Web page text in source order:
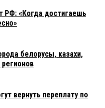
РФ: «Когда достигаешь
белорусы, казахи,
вернуть переплату по